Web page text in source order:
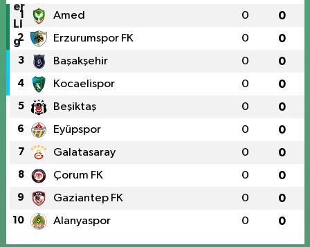
1 Amed 0 0
2 Erzurumspor FK 0 0
3 Başakşehir 0 0
4 Kocaelispor 0 0
5 Beşiktaş 0 0
6 Eyüpspor 0 0
7 Galatasaray 0 0
8 Çorum FK 0 0
9 Gaziantep FK 0 0
10 Alanyaspor 0 0